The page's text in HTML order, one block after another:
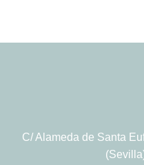
C/ Alameda de Santa